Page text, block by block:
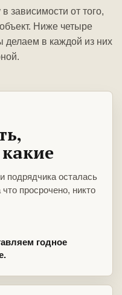
зависимости от того,
Ниже четыре
делаем в каждой из них
подрядчика осталась
просрочено, никто
годное